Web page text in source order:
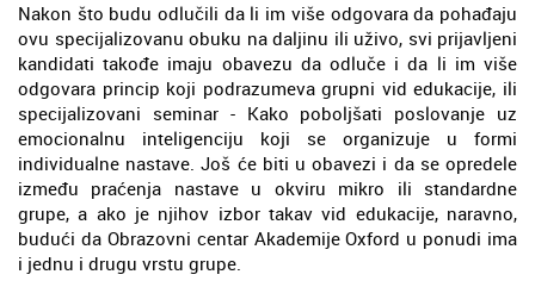
Nakon što budu odlučili da li im više odgovara da pohađaju
ovu specijalizovanu obuku na daljinu ili uživo, svi prijavljeni
kandidati takođe imaju obavezu da odluče i da li im više
odgovara princip koji podrazumeva grupni vid edukacije, ili
specijalizovani seminar - Kako poboljšati poslovanje uz
emocionalnu inteligenciju koji se organizuje u formi
individualne nastave. Još će biti u obavezi i da se opredele
između praćenja nastave u okviru mikro ili standardne
grupe, a ako je njihov izbor takav vid edukacije, naravno,
budući da Obrazovni centar Akademije Oxford u ponudi ima
i jednu i drugu vrstu grupe.